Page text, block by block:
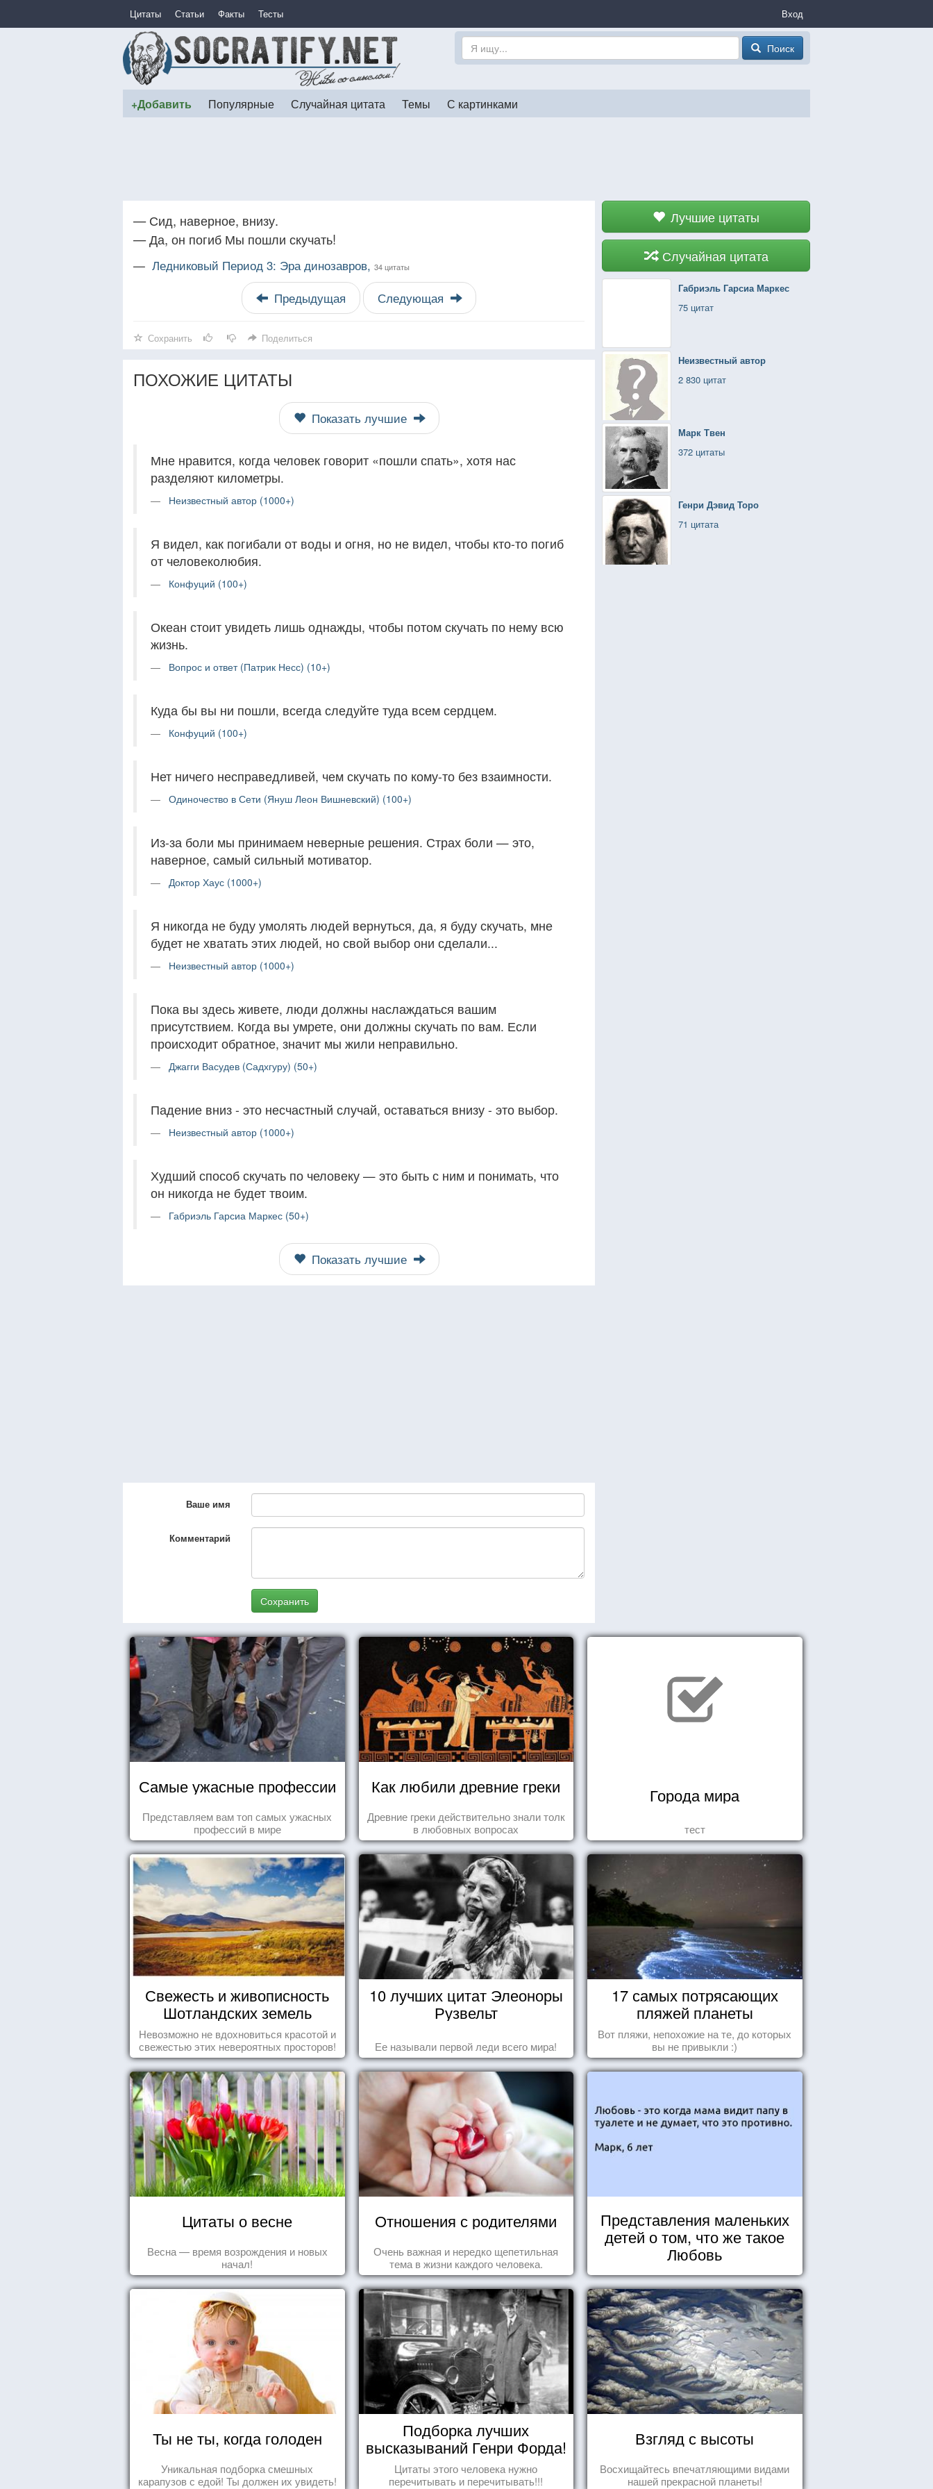
Цитаты Статьи Факты Тесты Вход
Поиск
+Добавить Популярные Случайная цитата Темы С картинками
Лучшие цитаты
Случайная цитата
Габриэль Гарсиа Маркес
75 цитат
Неизвестный автор
2 830 цитат
Марк Твен
372 цитаты
Генри Дэвид Торо
71 цитата
— Сид, наверное, внизу.
— Да, он погиб Мы пошли скучать!
— Ледниковый Период 3: Эра динозавров, 34 цитаты
Предыдущая Следующая
Сохранить Поделиться
ПОХОЖИЕ ЦИТАТЫ
Показать лучшие
Мне нравится, когда человек говорит «пошли спать», хотя нас
разделяют километры.
Неизвестный автор (1000+)
Я видел, как погибали от воды и огня, но не видел, чтобы кто-то погиб
от человеколюбия.
Конфуций (100+)
Океан стоит увидеть лишь однажды, чтобы потом скучать по нему всю
жизнь.
Вопрос и ответ (Патрик Несс) (10+)
Куда бы вы ни пошли, всегда следуйте туда всем сердцем.
Конфуций (100+)
Нет ничего несправедливей, чем скучать по кому-то без взаимности.
Одиночество в Сети (Януш Леон Вишневский) (100+)
Из-за боли мы принимаем неверные решения. Страх боли — это,
наверное, самый сильный мотиватор.
Доктор Хаус (1000+)
Я никогда не буду умолять людей вернуться, да, я буду скучать, мне
будет не хватать этих людей, но свой выбор они сделали...
Неизвестный автор (1000+)
Пока вы здесь живете, люди должны наслаждаться вашим
присутствием. Когда вы умрете, они должны скучать по вам. Если
происходит обратное, значит мы жили неправильно.
Джагги Васудев (Садхгуру) (50+)
Падение вниз - это несчастный случай, оставаться внизу - это выбор.
Неизвестный автор (1000+)
Худший способ скучать по человеку — это быть с ним и понимать, что
он никогда не будет твоим.
Габриэль Гарсиа Маркес (50+)
Показать лучшие
Ваше имя
Комментарий
Сохранить
Самые ужасные профессии
Представляем вам топ самых ужасных
профессий в мире
Как любили древние греки
Древние греки действительно знали толк
в любовных вопросах
Города мира
тест
Свежесть и живописность
Шотландских земель
Невозможно не вдохновиться красотой и
свежестью этих невероятных просторов!
10 лучших цитат Элеоноры
Рузвельт
Ее называли первой леди всего мира!
17 самых потрясающих
пляжей планеты
Вот пляжи, непохожие на те, до которых
вы не привыкли :)
Цитаты о весне
Весна — время возрождения и новых
начал!
Отношения с родителями
Очень важная и нередко щепетильная
тема в жизни каждого человека.
Представления маленьких
детей о том, что же такое
Любовь
Ты не ты, когда голоден
Уникальная подборка смешных
карапузов с едой! Ты должен их увидеть!
Подборка лучших
высказываний Генри Форда!
Цитаты этого человека нужно
перечитывать и перечитывать!!!
Взгляд с высоты
Восхищайтесь впечатляющими видами
нашей прекрасной планеты!